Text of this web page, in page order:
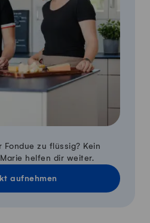
zu flüssig? Kein
helfen dir weiter.
aufnehmen